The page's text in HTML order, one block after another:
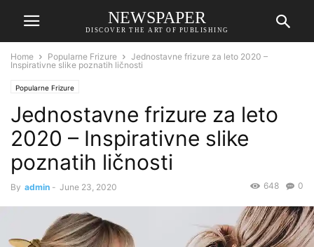
NEWSPAPER
DISCOVER THE ART OF PUBLISHING
Home Popularne Frizure
Jednostavne frizure za leto 2020 –
Inspirativne slike poznatih ličnosti
Popularne Frizure
Jednostavne frizure za leto
2020 – Inspirativne slike
poznatih ličnosti
By admin - June 23, 2020 0
648